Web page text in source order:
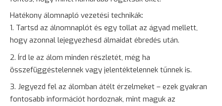
Hatékony álomnapló vezetési technikák:
Tartsd az álnomnaplót és egy tollat az ágyad mellett,
hogy azonnal lejegyezhesd álmaidat ébredés után.
Írd le az álom minden részletét, még ha
összefüggéstelennek vagy jelentéktelennek tűnnek is.
Jegyezd fel az álomban átélt érzelmeket – ezek gyakran
fontosabb információt hordoznak, mint maguk az